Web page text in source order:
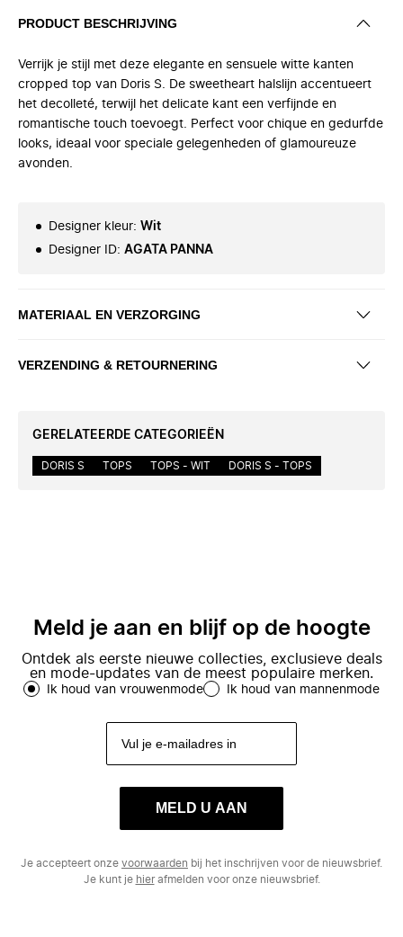
PRODUCT BESCHRIJVING
Verrijk je stijl met deze elegante en sensuele witte kanten
cropped top van Doris S. De sweetheart halslijn accentueert
het decolleté, terwijl het delicate kant een verfijnde en
romantische touch toevoegt. Perfect voor chique en gedurfde
looks, ideaal voor speciale gelegenheden of glamoureuze
avonden.
Designer kleur: Wit
Designer ID: AGATA PANNA
MATERIAAL EN VERZORGING
VERZENDING & RETOURNERING
GERELATEERDE CATEGORIEËN
DORIS S TOPS TOPS - WIT DORIS S - TOPS
Meld je aan en blijf op de hoogte
Ontdek als eerste nieuwe collecties, exclusieve deals
en mode-updates van de meest populaire merken.
Ik houd van vrouwenmode Ik houd van mannenmode
MELD U AAN
Je accepteert onze voorwaarden bij het inschrijven voor de nieuwsbrief.
Je kunt je hierafmelden voor onze nieuwsbrief.